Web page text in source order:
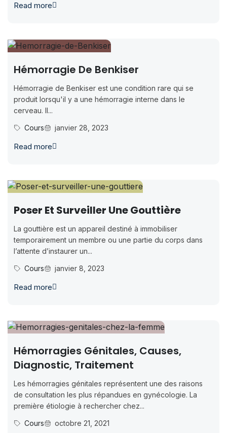
Read more
Hémorragie De Benkiser
Hémorragie de Benkiser est une condition rare qui se
produit lorsqu'il y a une hémorragie interne dans le
cerveau. Il...
Cours
janvier 28, 2023
Read more
Poser Et Surveiller Une Gouttière
La gouttière est un appareil destiné à immobiliser
temporairement un membre ou une partie du corps dans
l’attente d’instaurer un...
Cours
janvier 8, 2023
Read more
Hémorragies Génitales, Causes,
Diagnostic, Traitement
Les hémorragies génitales représentent une des raisons
de consultation les plus répandues en gynécologie. La
première étiologie à rechercher chez...
Cours
octobre 21, 2021